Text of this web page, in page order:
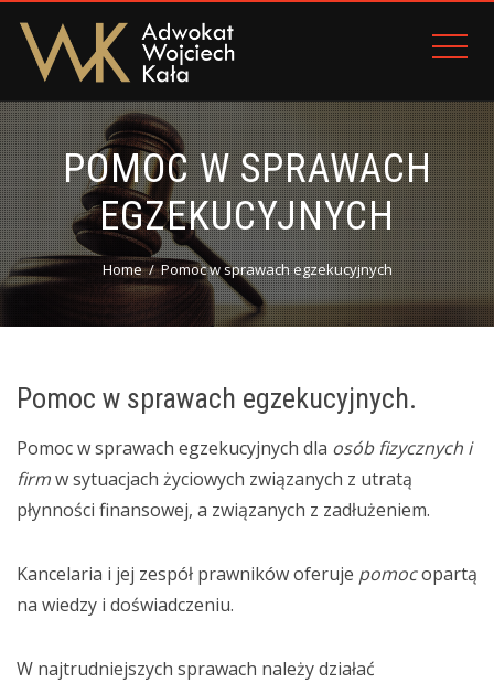
POMOC W SPRAWACH
EGZEKUCYJNYCH
Home Pomoc w sprawach egzekucyjnych
Pomoc w sprawach egzekucyjnych.
Pomoc w sprawach egzekucyjnych dla osób fizycznych i
firmw sytuacjach życiowych związanych z utratą
płynności finansowej, a związanych z zadłużeniem.
Kancelaria i jej zespół prawników oferuje pomocopartą
na wiedzy i doświadczeniu.
W najtrudniejszych sprawach należy działać